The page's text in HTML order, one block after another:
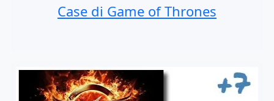
Case di Game of Thrones